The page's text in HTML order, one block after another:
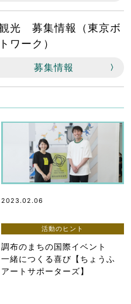
光 募集情報（東京ボ
ワーク）
募集情報
2023.02.06
活動のヒント
調布のまちの国際イベント
一緒につくる喜び【ちょうふ
アートサポーターズ】